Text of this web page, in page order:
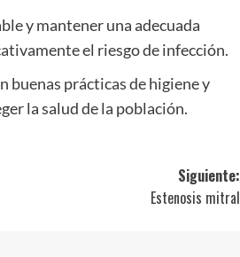
y mantener una adecuada
el riesgo de infección.
buenas prácticas de higiene y
la salud de la población.
Siguiente:
Estenosis mitral